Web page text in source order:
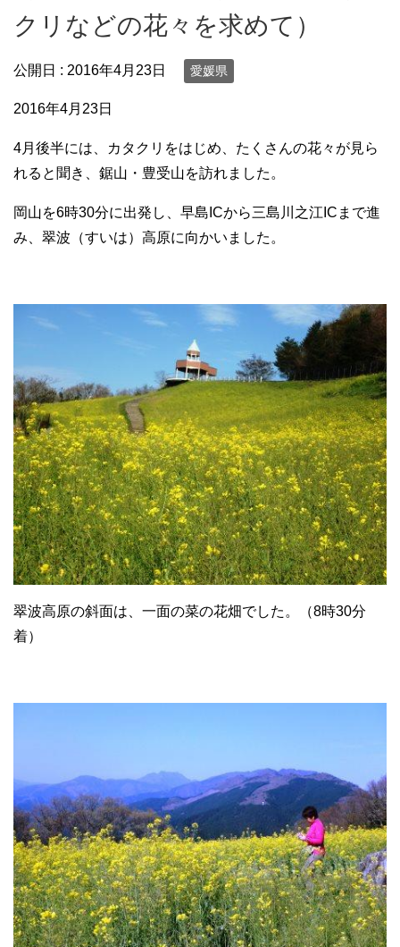
クリなどの花々を求めて）
公開日 : 2016年4月23日 愛媛県
2016年4月23日
4月後半には、カタクリをはじめ、たくさんの花々が見ら
れると聞き、鋸山・豊受山を訪れました。
岡山を6時30分に出発し、早島ICから三島川之江ICまで進
み、翠波（すいは）高原に向かいました。
翠波高原の斜面は、一面の菜の花畑でした。（8時30分
着）